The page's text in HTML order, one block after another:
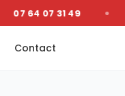
07 64 07 31 49
Contact